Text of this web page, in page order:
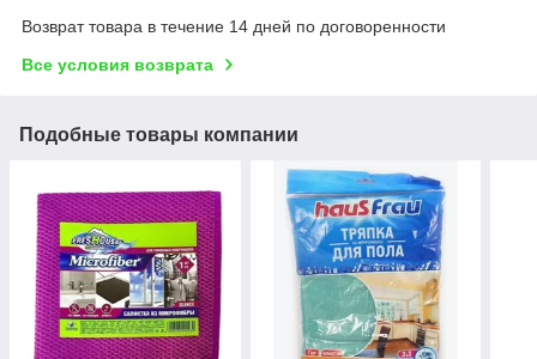
Возврат товара в течение 14 дней по договоренности
Все условия возврата
Подобные товары компании